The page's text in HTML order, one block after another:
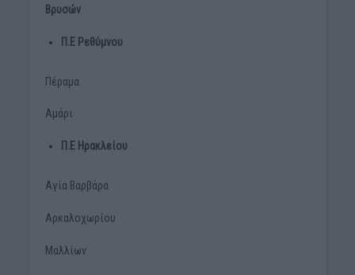
Βρυσών
Π.Ε Ρεθύμνου
Πέραμα
Αμάρι
Π.Ε Ηρακλείου
Αγία Βαρβάρα
Αρκαλοχωρίου
Μαλλίων